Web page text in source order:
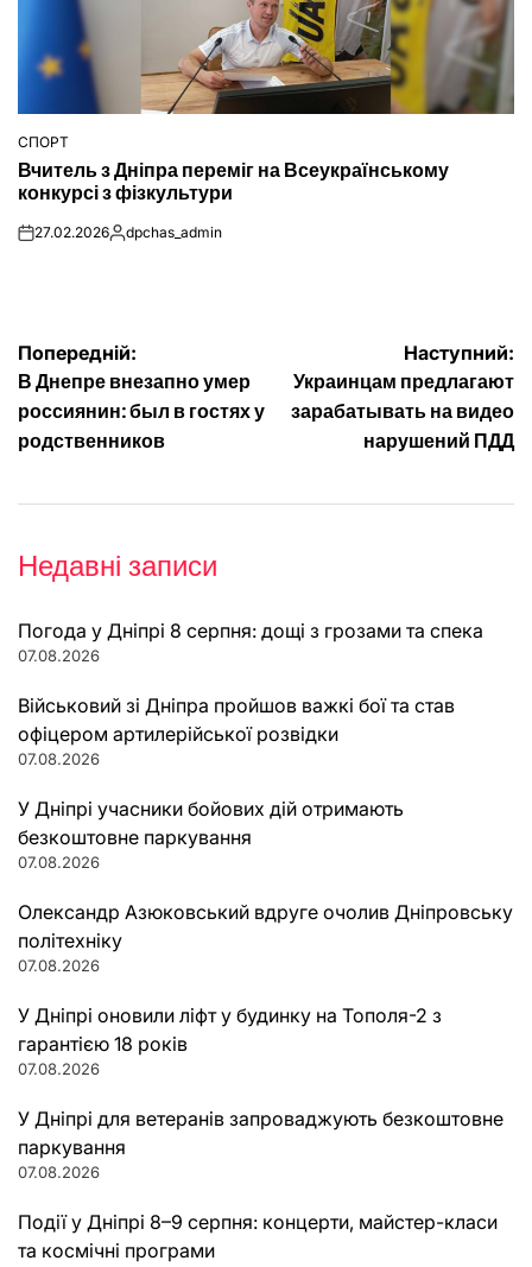
ОПУБЛІКУВАТИ
У
СПОРТ
Вчитель з Дніпра переміг на Всеукраїнському
конкурсі з фізкультури
on27.02.2026Опубліковано
dpchas_admin
Навігація
записів
Попередній:
В Днепре внезапно умер
россиянин: был в гостях у
родственников
Наступний:
Украинцам предлагают
зарабатывать на видео
нарушений ПДД
Недавні записи
Погода у Дніпрі 8 серпня: дощі з грозами та спека
07.08.2026
Військовий зі Дніпра пройшов важкі бої та став
офіцером артилерійської розвідки
07.08.2026
У Дніпрі учасники бойових дій отримають
безкоштовне паркування
07.08.2026
Олександр Азюковський вдруге очолив Дніпровську
політехніку
07.08.2026
У Дніпрі оновили ліфт у будинку на Тополя-2 з
гарантією 18 років
07.08.2026
У Дніпрі для ветеранів запроваджують безкоштовне
паркування
07.08.2026
Події у Дніпрі 8–9 серпня: концерти, майстер-класи
та космічні програми